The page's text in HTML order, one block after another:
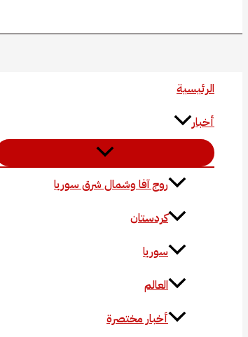
الرئيسية
أخبار
روج آفا وشمال شرق سوريا
كردستان
سوريا
العالم
أخبار مختصرة